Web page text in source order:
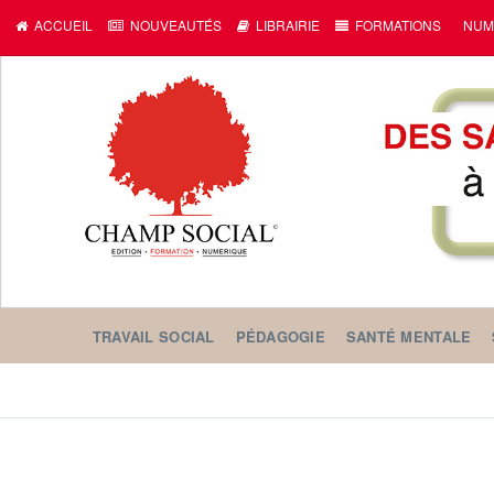
ACCUEIL NOUVEAUTÉS LIBRAIRIE FORMATIONS
TRAVAIL SOCIAL PÉDAGOGIE SANTÉ MENTALE